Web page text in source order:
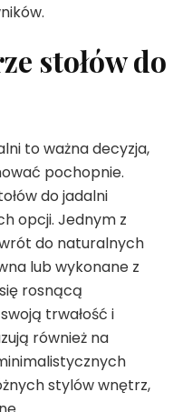
stołów do
to ważna decyzja,
pochopnie.
do jadalni
opcji. Jednym z
do naturalnych
lub wykonane z
rosnącą
trwałość i
również na
stylów wnętrz,